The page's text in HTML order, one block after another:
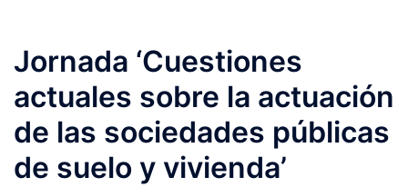
Jornada ‘Cuestiones
actuales sobre la actuación
de las sociedades públicas
de suelo y vivienda’